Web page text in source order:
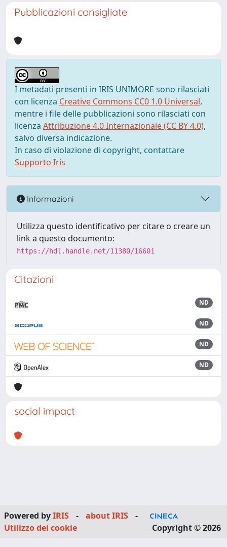
Pubblicazioni consigliate
I metadati presenti in IRIS UNIMORE sono rilasciati
con licenza Creative Commons CC0 1.0 Universal,
mentre i file delle pubblicazioni sono rilasciati con
licenza Attribuzione 4.0 Internazionale (CC BY 4.0),
salvo diversa indicazione.
In caso di violazione di copyright, contattare
Supporto Iris
Informazioni
Utilizza questo identificativo per citare o creare un
link a questo documento:
https://hdl.handle.net/11380/16601
Citazioni
ND
ND
ND
ND
social impact
Powered byIRIS - about IRIS
-
Utilizzo dei cookie
Copyright © 2026